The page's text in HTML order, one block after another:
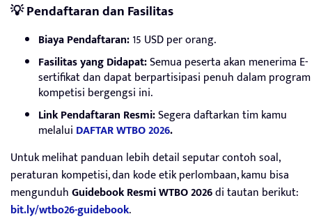
💡 Pendaftaran dan Fasilitas
Biaya Pendaftaran:15 USD per orang.
Fasilitas yang Didapat:Semua peserta akan menerima E-
sertifikat dan dapat berpartisipasi penuh dalam program
kompetisi bergengsi ini.
Link Pendaftaran Resmi:Segera daftarkan tim kamu
melalui DAFTAR WTBO 2026.
Untuk melihat panduan lebih detail seputar contoh soal,
peraturan kompetisi, dan kode etik perlombaan, kamu bisa
mengunduhGuidebook Resmi WTBO 2026di tautan berikut:
bit.ly/wtbo26-guidebook.